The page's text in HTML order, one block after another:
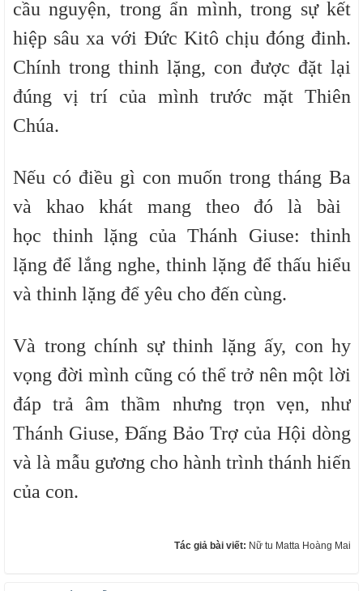
cầu nguyện, trong ẩn mình, trong sự kết
hiệp sâu xa với Đức Kitô chịu đóng đinh.
Chính trong thinh lặng, con được đặt lại
đúng vị trí của mình trước mặt Thiên
Chúa.
Nếu có điều gì con muốn trong tháng Ba
và khao khát mang theo
đó là bài
học thinh lặng của Thánh Giuse: thinh
lặng để lắng nghe, thinh lặng để thấu hiểu
và thinh lặng để yêu cho đến cùng.
Và trong chính sự thinh lặng ấy, con hy
vọng đời mình cũng có thể trở nên một lời
đáp trả âm thầm nhưng trọn vẹn, như
Thánh Giuse, Đấng Bảo Trợ của Hội dòng
và là mẫu gương cho hành trình thánh hiến
của con.
Tác giả bài viết: Nữ tu Matta Hoàng Mai